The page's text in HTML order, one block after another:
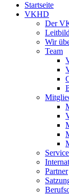
Startseite
VKHD
Der
Leitbild
Wir
Team
Partner